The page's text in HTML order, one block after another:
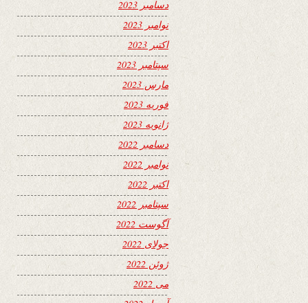
دسامبر 2023
نوامبر 2023
اکتبر 2023
سپتامبر 2023
مارس 2023
فوریه 2023
ژانویه 2023
دسامبر 2022
نوامبر 2022
اکتبر 2022
سپتامبر 2022
آگوست 2022
جولای 2022
ژوئن 2022
می 2022